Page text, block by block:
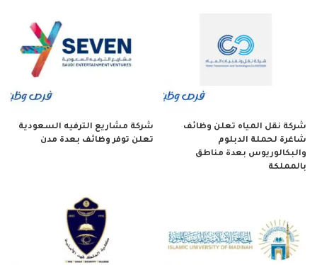
شركة نقل المياه تعلن وظائف
شاغرة لحملة الدبلوم
والبكالوريوس بعدة مناطق
بالمملكة
شركة مشاريع الترفيه السعودية
تعلن توفر وظائف بعدة مدن